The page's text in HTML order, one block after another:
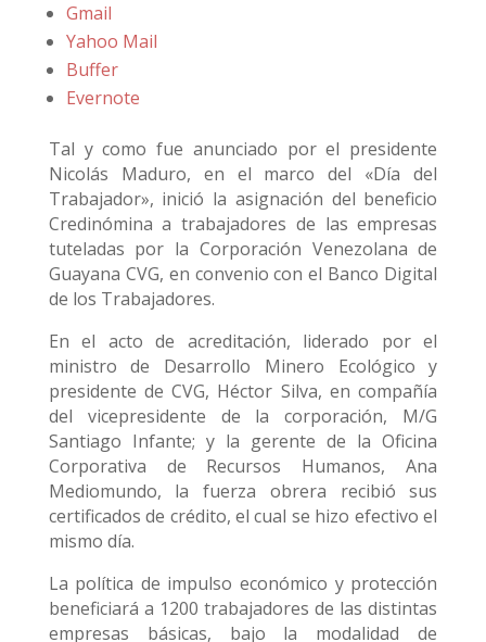
Gmail
Yahoo Mail
Buffer
Evernote
Tal y como fue anunciado por el presidente
Nicolás Maduro, en el marco del «Día del
Trabajador», inició la asignación del beneficio
Credinómina a trabajadores de las empresas
tuteladas por la Corporación Venezolana de
Guayana CVG, en convenio con el Banco Digital
de los Trabajadores.
En el acto de acreditación, liderado por el
ministro de Desarrollo Minero Ecológico y
presidente de CVG, Héctor Silva, en compañía
del vicepresidente de la corporación, M/G
Santiago Infante; y la gerente de la Oficina
Corporativa de Recursos Humanos, Ana
Mediomundo, la fuerza obrera recibió sus
certificados de crédito, el cual se hizo efectivo el
mismo día.
La política de impulso económico y protección
beneficiará a 1200 trabajadores de las distintas
empresas básicas, bajo la modalidad de